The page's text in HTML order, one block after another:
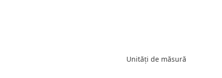
Unități de măsură